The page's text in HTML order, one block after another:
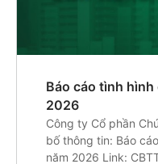
Báo cáo tình
2026
Công ty Cổ phần
bố thông tin: Báo
năm 2026 Link: